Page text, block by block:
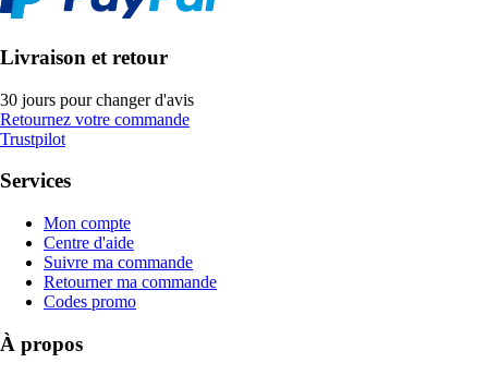
Livraison et retour
30 jours pour changer d'avis
Retournez votre commande
Trustpilot
Services
Mon compte
Centre d'aide
Suivre ma commande
Retourner ma commande
Codes promo
À propos